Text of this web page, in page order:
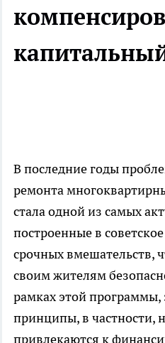
В последние годы
ремонта
стала одной из самых
построенные в
срочных вмешательств,
своим жителям
рамках этой
принципы, в частности,
привлекаются к